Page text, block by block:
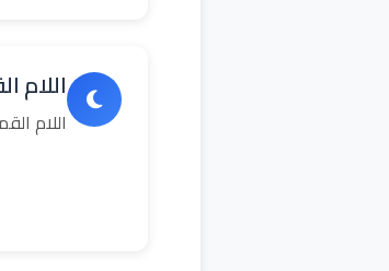
اللام
اللام